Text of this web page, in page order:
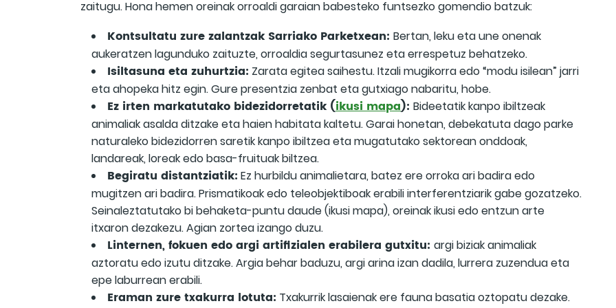
zaitugu. Hona hemen oreinak orroaldi garaian babesteko funtsezko gomendio batzuk:
Kontsultatu zure zalantzak Sarriako Parketxean: Bertan, leku eta une onenak
aukeratzen lagunduko zaituzte, orroaldia segurtasunez eta errespetuz behatzeko.
Isiltasuna eta zuhurtzia: Zarata egitea saihestu. Itzali mugikorra edo “modu isilean” jarri
eta ahopeka hitz egin. Gure presentzia zenbat eta gutxiago nabaritu, hobe.
Ez irten markatutako bidezidorretatik (ikusi mapa): Bideetatik kanpo ibiltzeak
animaliak asalda ditzake eta haien habitata kaltetu. Garai honetan, debekatuta dago parke
naturaleko bidezidorren saretik kanpo ibiltzea eta mugatutako sektorean onddoak,
landareak, loreak edo basa-fruituak biltzea.
Begiratu distantziatik: Ez hurbildu animalietara, batez ere orroka ari badira edo
mugitzen ari badira. Prismatikoak edo teleobjektiboak erabili interferentziarik gabe gozatzeko.
Seinaleztatutako bi behaketa-puntu daude (ikusi mapa), oreinak ikusi edo entzun arte
itxaron dezakezu. Agian zortea izango duzu.
Linternen, fokuen edo argi artifizialen erabilera gutxitu: argi biziak animaliak
aztoratu edo izutu ditzake. Argia behar baduzu, argi arina izan dadila, lurrera zuzendua eta
epe laburrean erabili.
Eraman zure txakurra lotuta: Txakurrik lasaienak ere fauna basatia oztopatu dezake.